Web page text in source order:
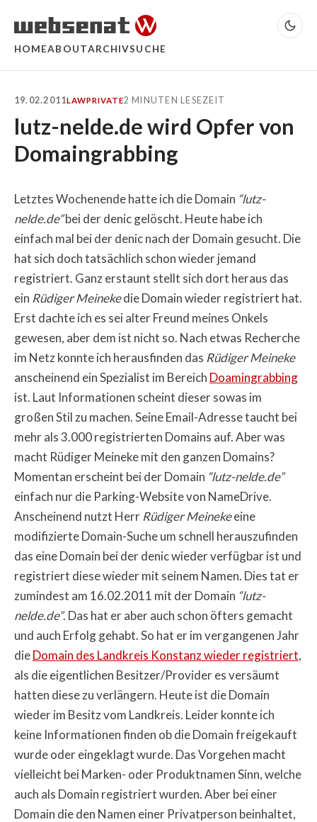
HOMEABOUTARCHIVSUCHE
19.02.2011LAWPRIVATE2 MINUTEN LESEZEIT
lutz-nelde.de wird Opfer von
Domaingrabbing
Letztes Wochenende hatte ich die Domain “lutz-
nelde.de”bei der denic gelöscht. Heute habe ich
einfach mal bei der denic nach der Domain gesucht. Die
hat sich doch tatsächlich schon wieder jemand
registriert. Ganz erstaunt stellt sich dort heraus das
ein Rüdiger Meinekedie Domain wieder registriert hat.
Erst dachte ich es sei alter Freund meines Onkels
gewesen, aber dem ist nicht so. Nach etwas Recherche
im Netz konnte ich herausfinden das Rüdiger Meineke
anscheinend ein Spezialist im Bereich Doamingrabbing
ist. Laut Informationen scheint dieser sowas im
großen Stil zu machen. Seine Email-Adresse taucht bei
mehr als 3.000 registrierten Domains auf. Aber was
macht Rüdiger Meineke mit den ganzen Domains?
Momentan erscheint bei der Domain “lutz-nelde.de”
einfach nur die Parking-Website von NameDrive.
Anscheinend nutzt Herr Rüdiger Meinekeeine
modifizierte Domain-Suche um schnell herauszufinden
das eine Domain bei der denic wieder verfügbar ist und
registriert diese wieder mit seinem Namen. Dies tat er
zumindest am 16.02.2011 mit der Domain “lutz-
nelde.de”. Das hat er aber auch schon öfters gemacht
und auch Erfolg gehabt. So hat er im vergangenen Jahr
dieDomain des Landkreis Konstanz wieder registriert,
als die eigentlichen Besitzer/Provider es versäumt
hatten diese zu verlängern. Heute ist die Domain
wieder im Besitz vom Landkreis. Leider konnte ich
keine Informationen finden ob die Domain freigekauft
wurde oder eingeklagt wurde. Das Vorgehen macht
vielleicht bei Marken- oder Produktnamen Sinn, welche
auch als Domain registriert wurden. Aber bei einer
Domain die den Namen einer Privatperson beinhaltet,